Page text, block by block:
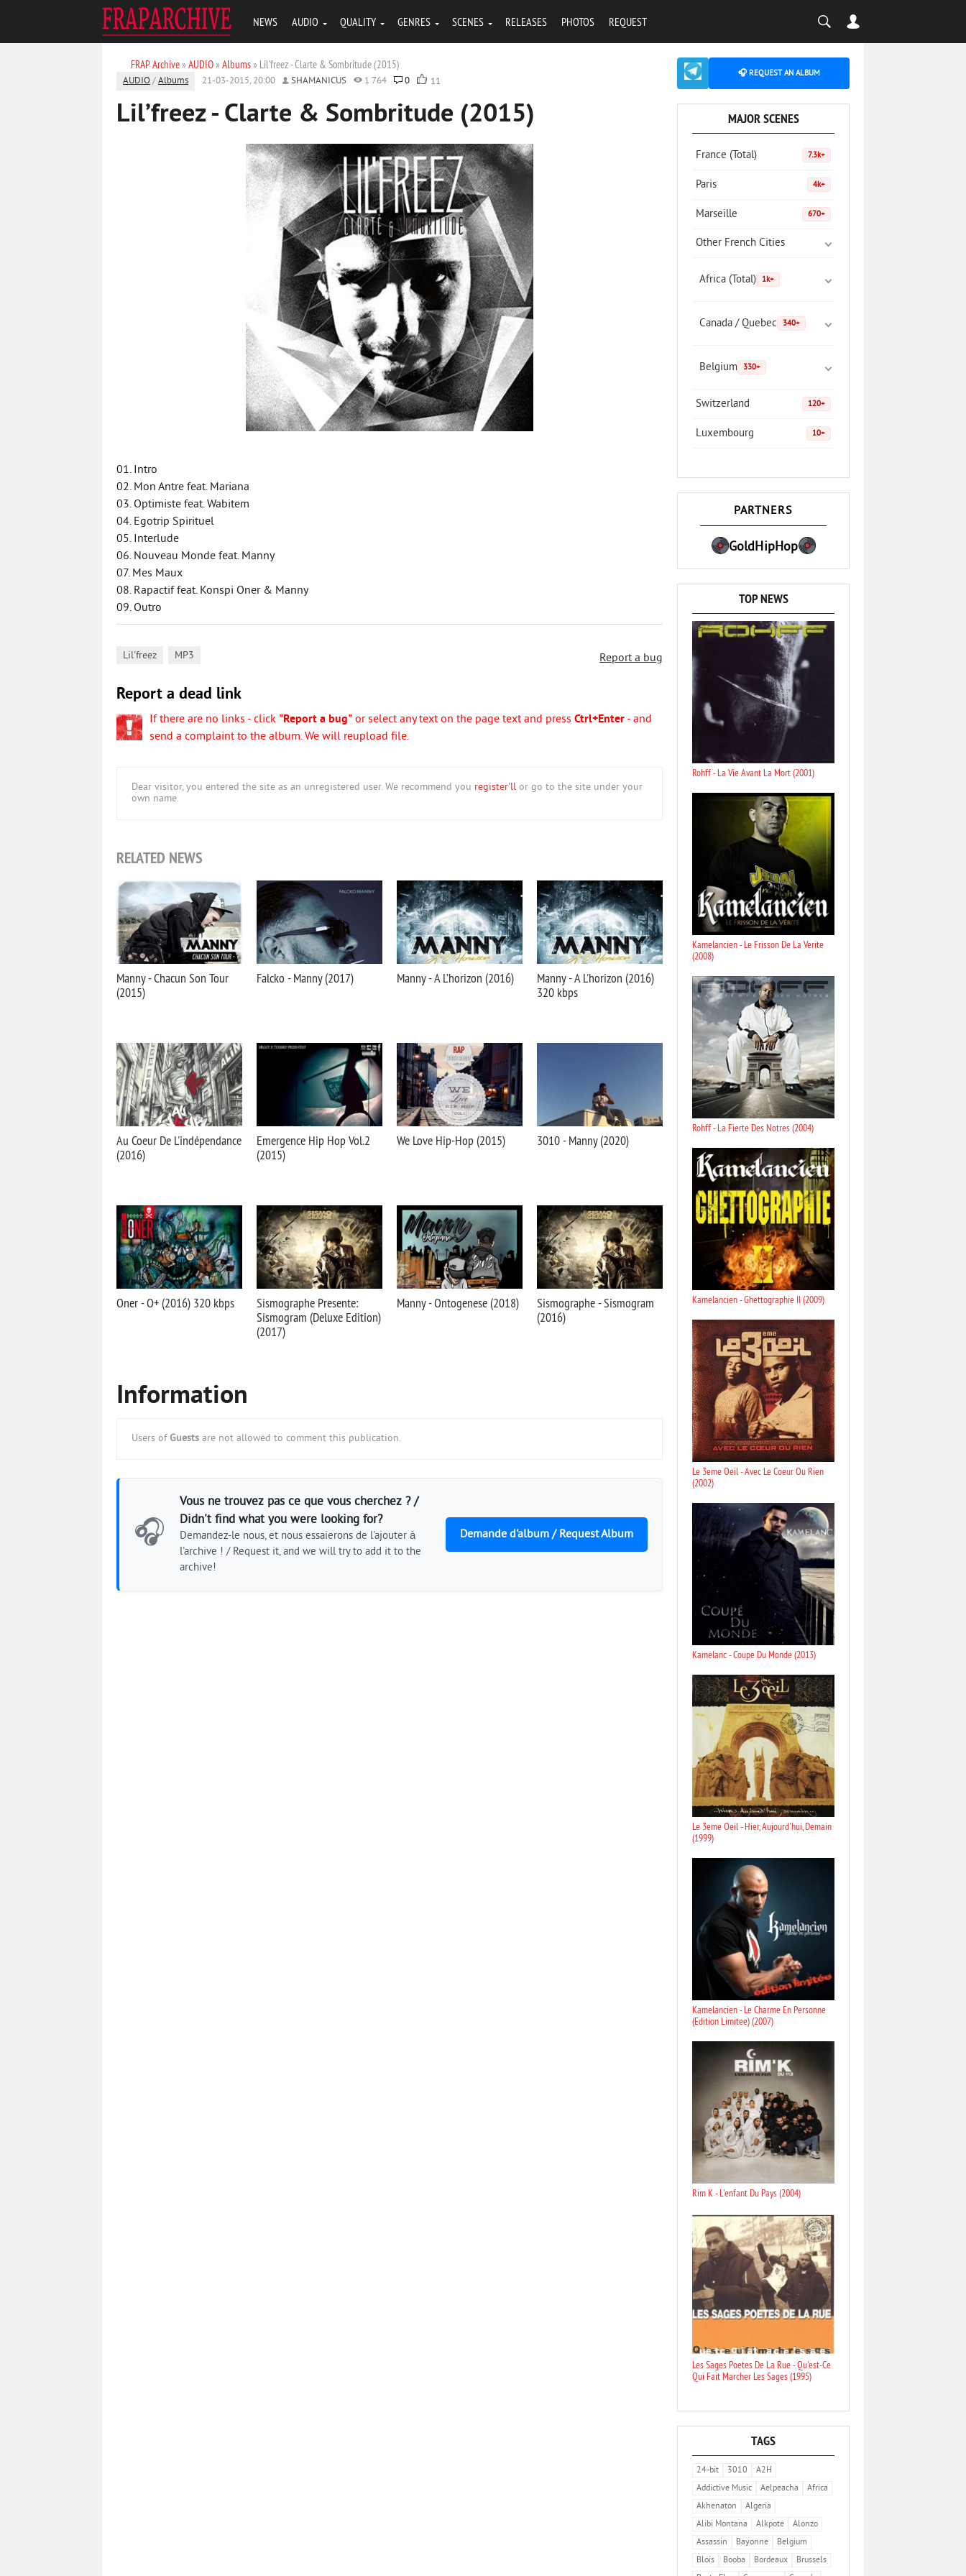
NEWS AUDIO QUALITY GENRES SCENES RELEASES PHOTOS REQUEST
FRAP Archive» AUDIO» Albums» Lil’freez - Clarte & Sombritude (2015)
AUDIO /Albums 21-03-2015, 20:00 SHAMANICUS 1 764 0 11
Lil’freez - Clarte & Sombritude (2015)
01. Intro
02. Mon Antre feat. Mariana
03. Optimiste feat. Wabitem
04. Egotrip Spirituel
05. Interlude
06. Nouveau Monde feat. Manny
07. Mes Maux
08. Rapactif feat. Konspi Oner & Manny
09. Outro
Report a bug
Lil'freez MP3
Report a dead link
If there are no links - click "Report a bug" or select any text on the page text and press Ctrl+Enter - and
send a complaint to the album. We will reupload file.
Dear visitor, you entered the site as an unregistered user. We recommend you register'll or go to the site under your
own name.
RELATED NEWS
Manny - Chacun Son Tour
(2015)
Falcko - Manny (2017) Manny - A L’horizon (2016)
Manny - A L'horizon (2016)
320 kbps
Au Coeur De L'indépendance
(2016)
Emergence Hip Hop Vol.2
(2015)
We Love Hip-Hop (2015) 3010 - Manny (2020)
Oner - O+ (2016) 320 kbps
Sismographe Presente:
Sismogram (Deluxe Edition)
(2017)
Manny - Ontogenese (2018)
Sismographe - Sismogram
(2016)
Information
Users of Guests are not allowed to comment this publication.
🎧
Vous ne trouvez pas ce que vous cherchez ? /
Didn't find what you were looking for?
Demandez-le nous, et nous essaierons de l'ajouter à
l'archive ! / Request it, and we will try to add it to the
archive!
Demande d'album / Request Album
🎧 REQUEST AN ALBUM
MAJOR SCENES
France (Total) 7.3k+
Paris 4k+
Marseille 670+
Other French Cities
Africa (Total) 1k+
Canada / Quebec 340+
Belgium 330+
Switzerland 120+
Luxembourg 10+
PARTNERS
GoldHipHop
TOP NEWS
Rohff - La Vie Avant La Mort (2001)
Kamelancien - Le Frisson De La Verite
(2008)
Rohff - La Fierte Des Notres (2004)
Kamelancien - Ghettographie II (2009)
Le 3eme Oeil - Avec Le Coeur Ou Rien
(2002)
Kamelanc - Coupe Du Monde (2013)
Le 3eme Oeil - Hier, Aujourd'hui, Demain
(1999)
Kamelancien - Le Charme En Personne
(Edition Limitee) (2007)
Rim K - L'enfant Du Pays (2004)
Les Sages Poetes De La Rue - Qu'est-Ce
Qui Fait Marcher Les Sages (1995)
TAGS
24-bit 3010
A2H
Addictive Music
Aelpeacha
Africa
Akhenaton
Algeria
Alibi Montana
Alkpote
Alonzo
Assassin
Bayonne
Belgium
Blois
Booba Bordeaux
Brussels